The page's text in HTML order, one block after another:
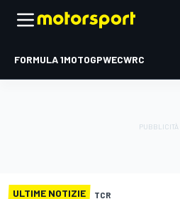
FORMULA 1MOTOGPWECWRC
ULTIME NOTIZIE TCR